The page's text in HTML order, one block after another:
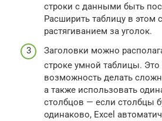
строки с данными быть
Расширить таблицу в этом
растягиванием за уголок.
Заголовки можно
строке умной таблицы.
возможность делать
а также использовать
столбцов — если столбцы
одинаково, Excel